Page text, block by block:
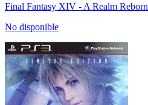
Final Fantasy XIV - A Realm Reborn
No disponible